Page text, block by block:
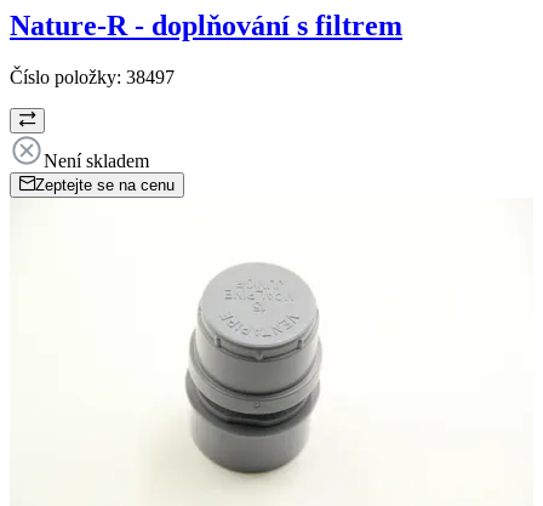
Nature-R - doplňování s filtrem
Číslo položky: 38497
Není skladem
Zeptejte se na cenu